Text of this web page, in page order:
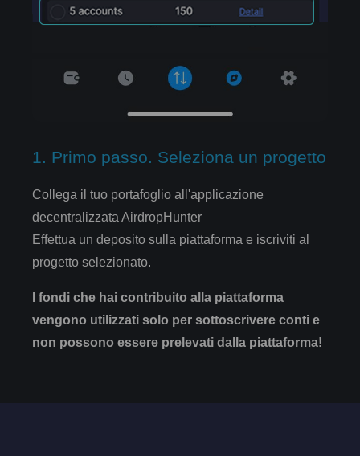
1. Primo passo. Seleziona un progetto
Collega il tuo portafoglio all'applicazione
decentralizzata AirdropHunter
Effettua un deposito sulla piattaforma e iscriviti al
progetto selezionato.
I fondi che hai contribuito alla piattaforma
vengono utilizzati solo per sottoscrivere conti e
non possono essere prelevati dalla piattaforma!